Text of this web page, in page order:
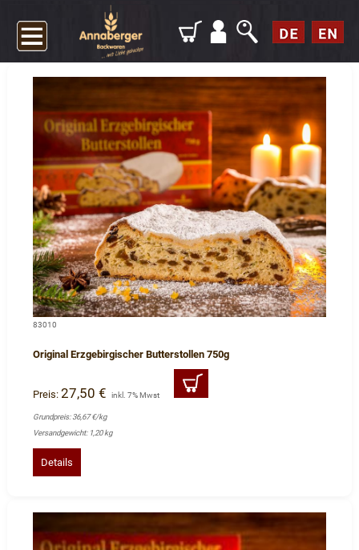
83010
Original Erzgebirgischer Butterstollen 750g
Preis: 27,50 € inkl. 7% Mwst
Grundpreis: 36,67 €/kg
Versandgewicht: 1,20 kg
Details